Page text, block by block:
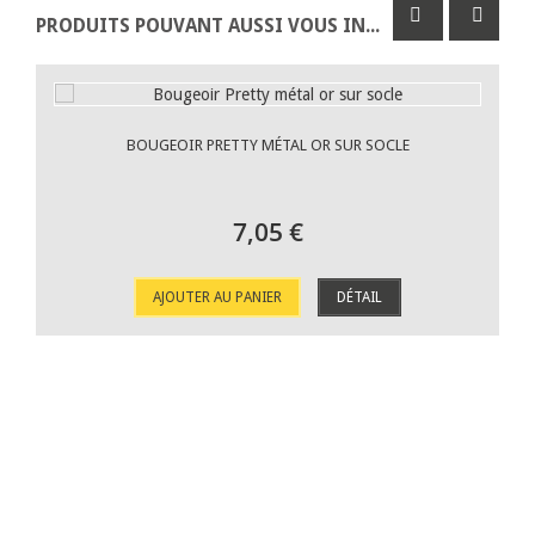
PRODUITS POUVANT AUSSI VOUS INTÉRESSER
BOUGEOIR PRETTY MÉTAL OR SUR SOCLE
7,05 €
AJOUTER AU PANIER DÉTAIL